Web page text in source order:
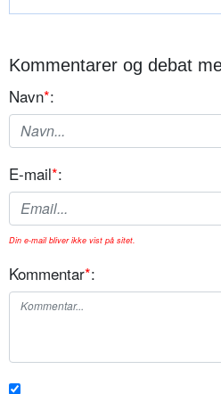
Kommentarer og debat
Navn*:
E-mail*:
Din e-mail bliver ikke vist på sitet.
Kommentar*: